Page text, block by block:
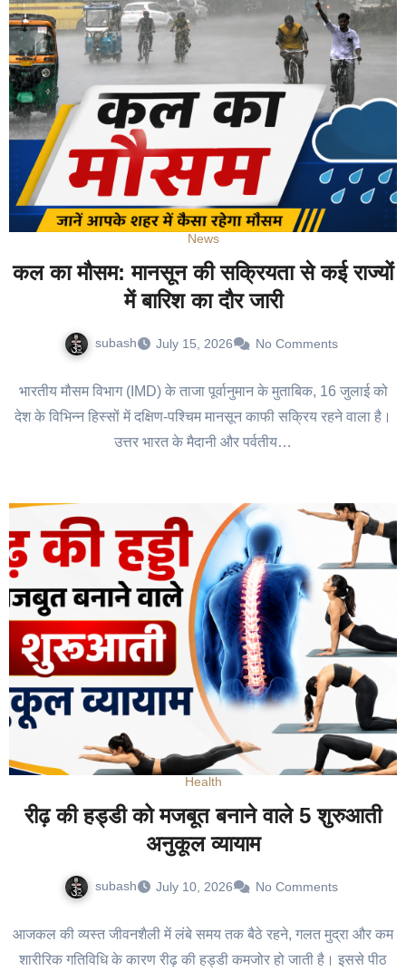
News
कल का मौसम: मानसून की सक्रियता से कई राज्यों
में बारिश का दौर जारी
subash July 15, 2026 No Comments
भारतीय मौसम विभाग (IMD) के ताजा पूर्वानुमान के मुताबिक, 16 जुलाई को
देश के विभिन्न हिस्सों में दक्षिण-पश्चिम मानसून काफी सक्रिय रहने वाला है।
उत्तर भारत के मैदानी और पर्वतीय…
Health
रीढ़ की हड्डी को मजबूत बनाने वाले 5 शुरुआती
अनुकूल व्यायाम
subash July 10, 2026 No Comments
आजकल की व्यस्त जीवनशैली में लंबे समय तक बैठे रहने, गलत मुद्रा और कम
शारीरिक गतिविधि के कारण रीढ़ की हड्डी कमजोर हो जाती है। इससे पीठ